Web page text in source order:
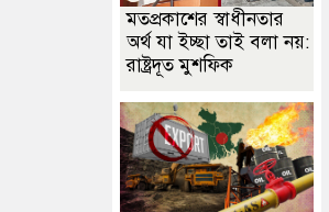
মতপ্রকাশের স্বাধীনতার
অর্থ যা ইচ্ছা তাই বলা নয়:
রাষ্ট্রদূত মুশফিক